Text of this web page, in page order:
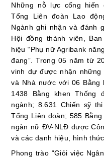
Những nỗ lực cống hiến
Tổng Liên đoàn Lao
Ngành ghi nhận và đánh
Hội đồng thành viên,
hiệu “Phụ nữ Agribank
đang”. Trong 05 năm từ
vinh dự được nhận
và Nhà nước với 06 Bằng
1438 Bằng khen Thống
ngành; 8.631 Chiến sỹ
Tổng Liên đoàn; 585
ngàn nữ ĐV-NLĐ được
và các danh hiệu, hình
Phong trào “Giỏi việc